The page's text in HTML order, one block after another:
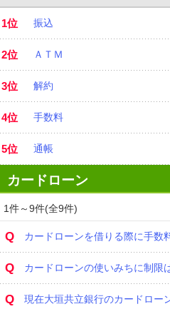
1位 振込
2位 ＡＴＭ
3位 解約
4位 手数料
5位 通帳
カードローン
1件～9件(全9件)
Q カードローンを借りる際に手数
Q カードローンの使いみちに制限
Q
現在大垣共立銀行のカードロー